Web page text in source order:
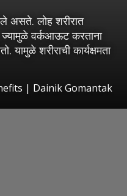
असते. लोह शरीरात
ज्यामुळे वर्कआऊट करताना
यामुळे शरीराची कार्यक्षमता
| Dainik Gomantak